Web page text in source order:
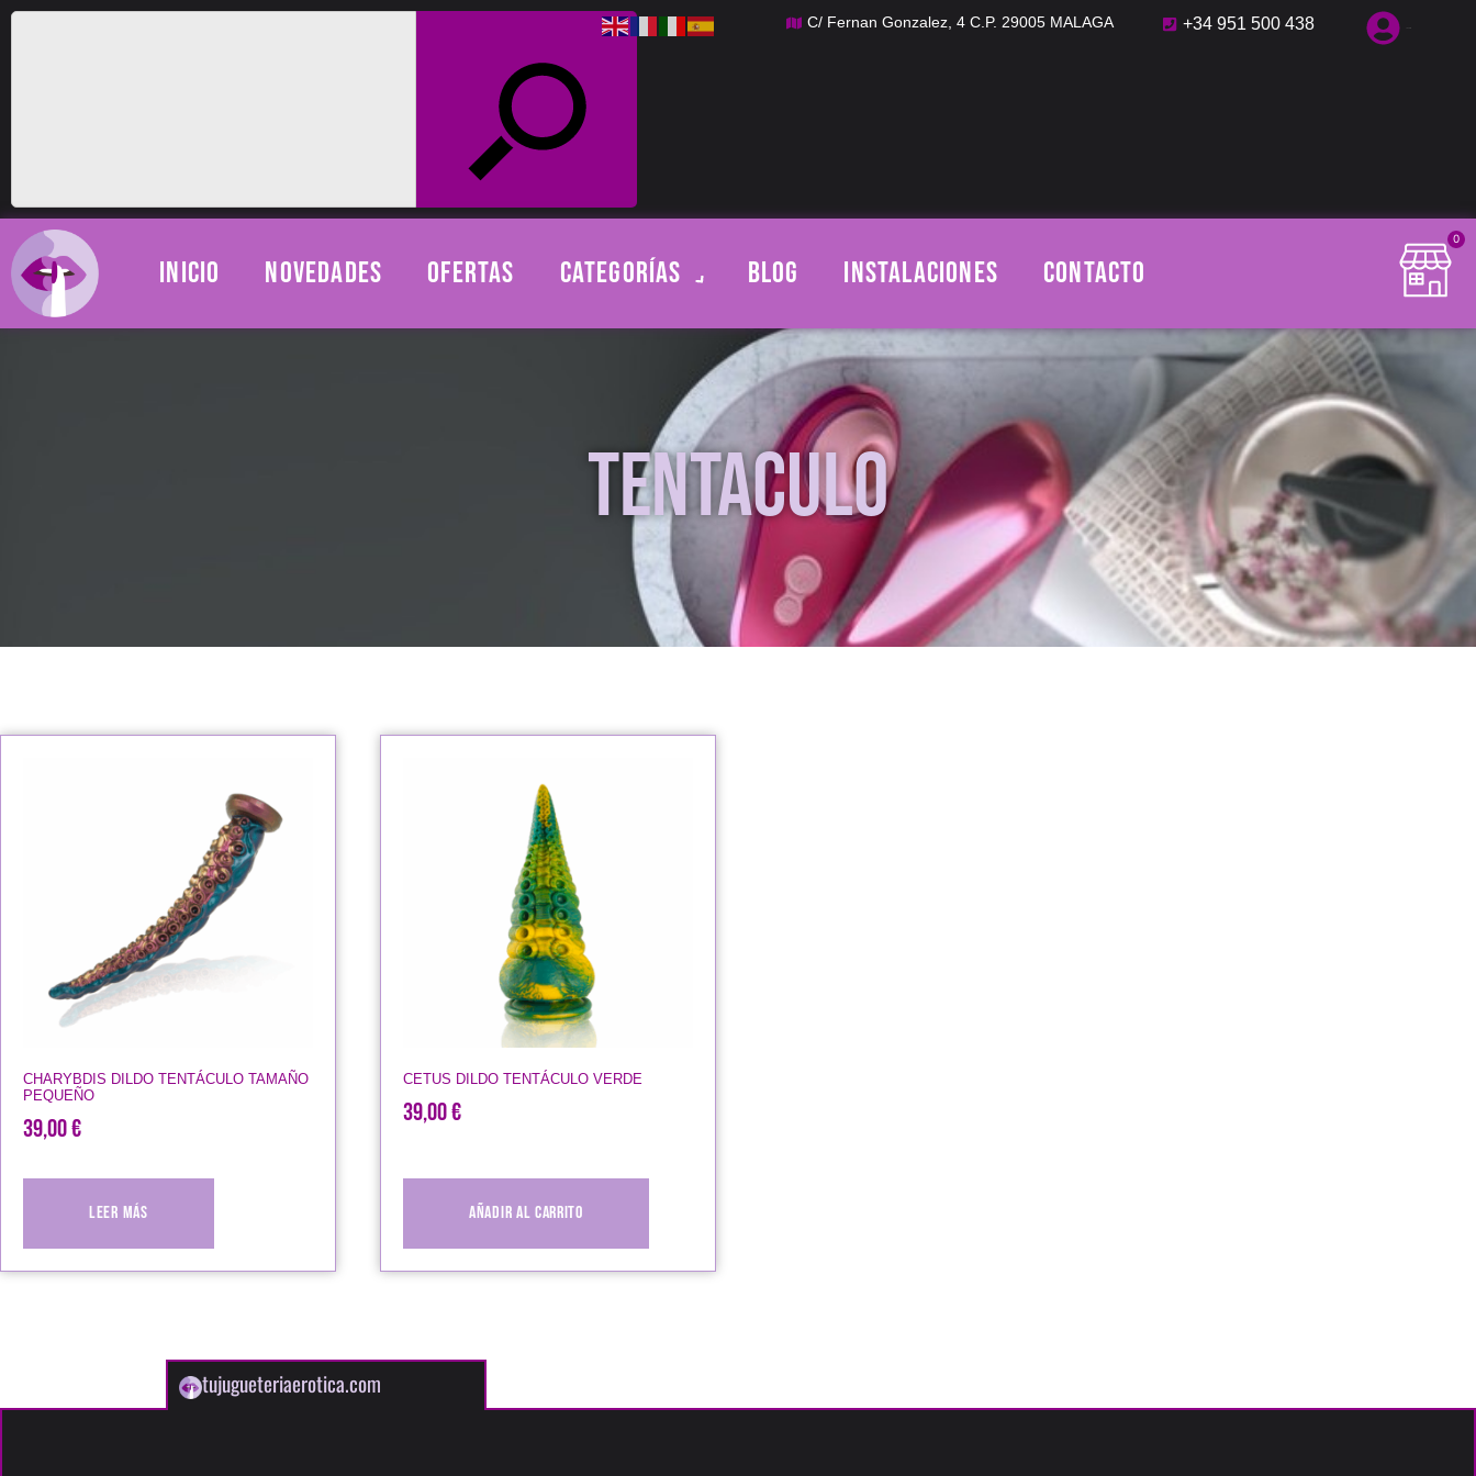
C/ Fernan Gonzalez, 4 C.P. 29005 MALAGA +34 951 500 438
INICIO NOVEDADES OFERTAS CATEGORÍAS BLOG INSTALACIONES CONTACTO
0
TENTACULO
CHARYBDIS DILDO TENTÁCULO TAMAÑO
PEQUEÑO
39,00€
Leer más
CETUS DILDO TENTÁCULO VERDE
39,00€
Añadir al carrito
tujugueteriaerotica.com